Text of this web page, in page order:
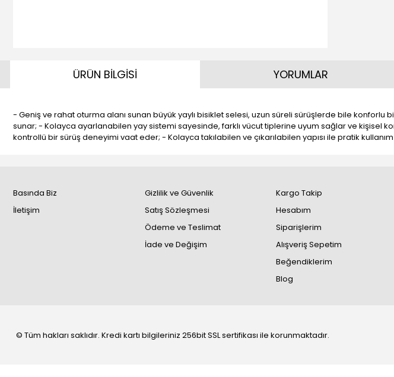
ÜRÜN BİLGİSİ
- Geniş ve rahat oturma alanı sunan büyük yaylı bisiklet selesi, uzun süreli sürüşlerde bile
sunar; - Kolayca ayarlanabilen yay sistemi sayesinde, farklı vücut tiplerine uyum sağlar ve kişisel
kontrollü bir sürüş deneyimi vaat eder; - Kolayca takılabilen ve çıkarılabilen yapısı ile pratik
YORUMLAR
Basında Biz
İletişim
Gizlilik ve Güvenlik
Satış Sözleşmesi
Ödeme ve Teslimat
İade ve Değişim
Kargo Takip
Hesabım
Siparişlerim
Alışveriş Sepetim
Beğendiklerim
Blog
© Tüm hakları saklıdır. Kredi kartı bilgileriniz 256bit SSL sertifikası ile korunmaktadır.